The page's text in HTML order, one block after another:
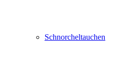
Schnorcheltauchen